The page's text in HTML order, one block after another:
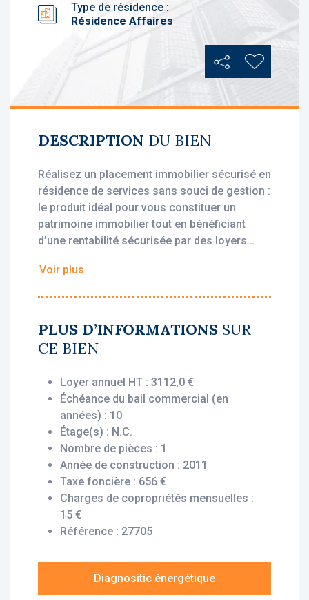
Type de résidence :
Résidence Affaires
PartagerAjouter
DESCRIPTION DU BIEN
Réalisez un placement immobilier sécurisé en
résidence de services sans souci de gestion :
le produit idéal pour vous constituer un
patrimoine immobilier tout en bénéficiant
d’une rentabilité sécurisée par des loyers
• Gestionnaire : Logely
Vous bénéficiez du statut fiscal LMNP
d’impôt sur vos revenus locatifs. Le bien est
exploité par un gestionnaire professionnel,
engagé par un bail commercial, vous
assurant le versement des loyers dès
l’acquisition, que le logement soit loué ou
Description du bien :
Cet appartement T1 situé au 7ème étage
offre une disposition fonctionnelle et
pièce principale, une salle d’eau avec wc.
Voir plus
PLUS D’INFORMATIONS SUR
CE BIEN
Loyer annuel HT : 3112,0 €
Échéance du bail commercial (en
années) : 10
Étage(s) : N.C.
Nombre de pièces : 1
Année de construction : 2011
Taxe foncière : 656 €
Charges de copropriétés mensuelles :
15 €
Référence : 27705
Diagnositic énergétique